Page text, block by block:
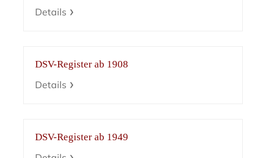
Details
DSV-Register ab 1908
Details
DSV-Register ab 1949